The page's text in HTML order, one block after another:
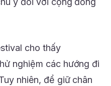
cho thấy
nghiệm các hướng đi
nhiên, để giữ chân